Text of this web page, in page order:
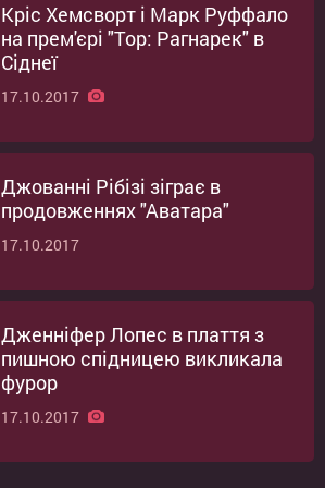
Кріс Хемсворт і Марк Руффало
на прем'єрі "Тор: Рагнарек" в
Сіднеї
17.10.2017
Джованні Рібізі зіграє в
продовженнях "Аватара"
17.10.2017
Дженніфер Лопес в плаття з
пишною спідницею викликала
фурор
17.10.2017